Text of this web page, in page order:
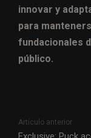
innovar y
para
fundacionales
público.
Artículo anterior